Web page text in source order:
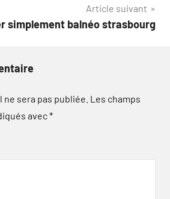
Article suivant
simplement balnéo strasbourg
sera pas publiée. Les champs
avec*